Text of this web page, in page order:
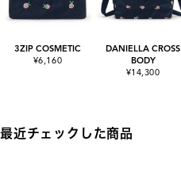
3ZIP COSMETIC
¥6,160
DANIELLA CROSS
BODY
¥14,300
最近チェックした商品